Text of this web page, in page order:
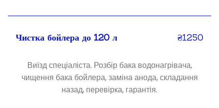
Чистка бойлера до 120 л ₴1250
Виїзд спеціаліста. Розбір бака водонагрівача,
чищення бака бойлера, заміна анода, складання
назад, перевірка, гарантія.